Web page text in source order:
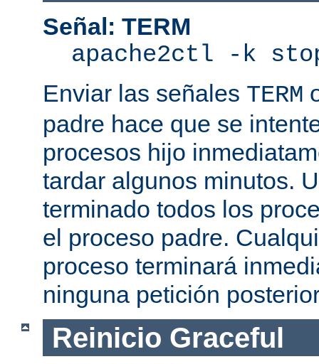
Señal: TERM
apache2ctl -k
Enviar las señales TERM
padre hace que se
procesos hijo
tardar algunos minutos.
terminado todos los
el proceso padre.
proceso terminará
ninguna petición
Reinicio Graceful